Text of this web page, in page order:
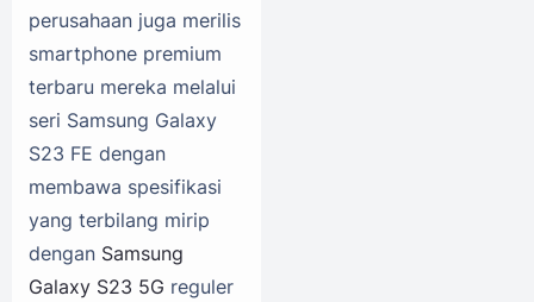
perusahaan juga merilis
smartphone premium
terbaru mereka melalui
seri Samsung Galaxy
S23 FE dengan
membawa spesifikasi
yang terbilang mirip
dengan Samsung
Galaxy S23 5G reguler